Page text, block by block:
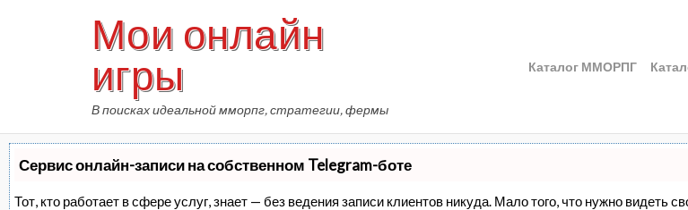
Мои онлайн
игры
В поисках идеальной мморпг, стратегии, фермы
Каталог ММОРПГ
Сервис онлайн-записи на собственном Telegram-боте
Тот, кто работает в сфере услуг, знает — без ведения записи клиентов никуда. Мало того, что нужно